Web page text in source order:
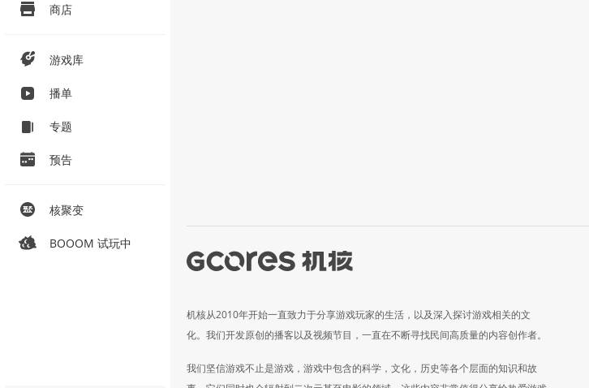
商店
游戏库
播单
专题
预告
核聚变
BOOOM 试玩中
机核从2010年开始一直致力于分享游戏玩家的生活，以及深入探讨游戏相关的文
化。我们开发原创的播客以及视频节目，一直在不断寻找民间高质量的内容创作者。
我们坚信游戏不止是游戏，游戏中包含的科学，文化，历史等各个层面的知识和故